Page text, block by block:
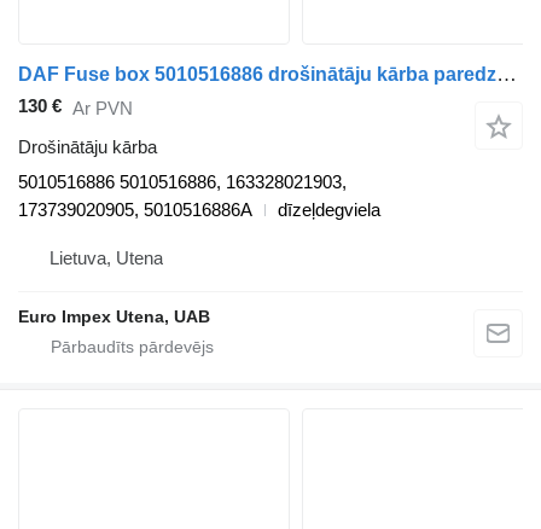
DAF Fuse box 5010516886 drošinātāju kārba paredzēts DAF LF kravas automašīnas
130 € Ar PVN
Drošinātāju kārba
5010516886 5010516886, 163328021903,
173739020905, 5010516886A
dīzeļdegviela
Lietuva, Utena
Euro Impex Utena, UAB